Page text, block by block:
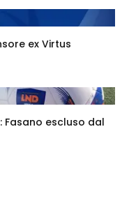
ex Virtus
Fasano escluso dal